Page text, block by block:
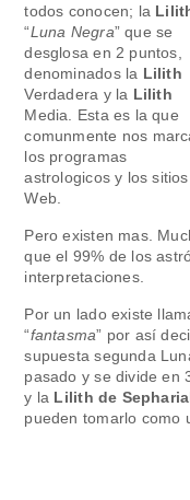
todos conocen; la
“Luna Negra” que se
desglosa en 2 puntos,
denominados la Lilith
Verdadera y la Lilith
Media. Esta es la que
comunmente nos
los programas
astrologicos y los sitios
Web.
Pero existen mas.
que el 99% de los
interpretaciones.
Por un lado existe
“fantasma” por así
supuesta segunda
pasado y se divide en
y la Lilith de
pueden tomarlo como